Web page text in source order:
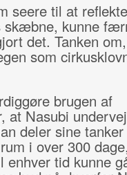
seere til at
skæbne, kunne
det. Tanken
som
brugen af
at Nasubi
deler sine
i over 300
enhver tid kunne